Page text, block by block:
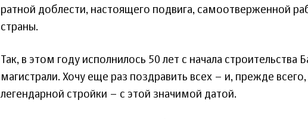
ратной доблести, настоящего подвига, самоотверженной
страны.
Так, в этом году исполнилось 50 лет с начала строительства
магистрали. Хочу еще раз поздравить всех – и, прежде всего,
легендарной стройки – с этой значимой датой.